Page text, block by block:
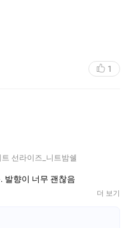
1
선라이즈_니트밤쉘
발향이 너무 괜찮음
더 보기